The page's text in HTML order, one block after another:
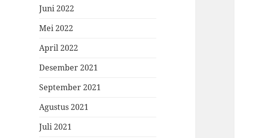
Juni 2022
Mei 2022
April 2022
Desember 2021
September 2021
Agustus 2021
Juli 2021